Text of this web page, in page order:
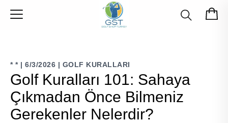
* *| 6/3/2026 | GOLF KURALLARI
Golf Kuralları 101: Sahaya
Çıkmadan Önce Bilmeniz
Gerekenler Nelerdir?